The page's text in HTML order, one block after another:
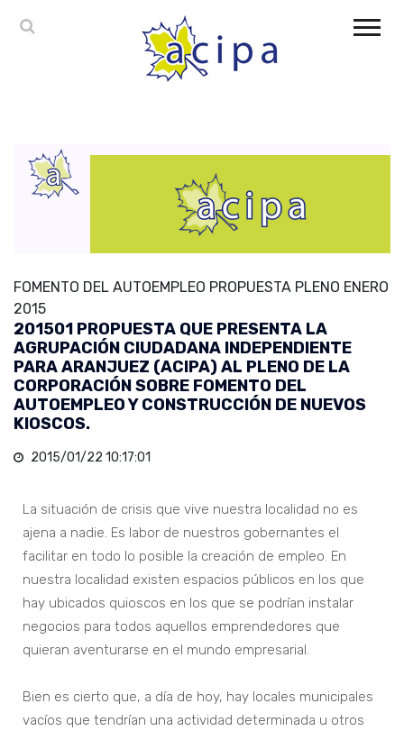
FOMENTO DEL AUTOEMPLEO PROPUESTA PLENO ENERO
2015
201501 PROPUESTA QUE PRESENTA LA
AGRUPACIÓN CIUDADANA INDEPENDIENTE
PARA ARANJUEZ (ACIPA) AL PLENO DE LA
CORPORACIÓN SOBRE FOMENTO DEL
AUTOEMPLEO Y CONSTRUCCIÓN DE NUEVOS
KIOSCOS.
2015/01/22 10:17:01
La situación de crisis que vive nuestra localidad no es
ajena a nadie. Es labor de nuestros gobernantes el
facilitar en todo lo posible la creación de empleo. En
nuestra localidad existen espacios públicos en los que
hay ubicados quioscos en los que se podrían instalar
negocios para todos aquellos emprendedores que
quieran aventurarse en el mundo empresarial.
Bien es cierto que, a día de hoy, hay locales municipales
vacíos que tendrían una actividad determinada u otros